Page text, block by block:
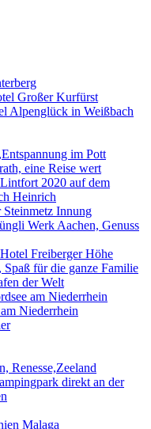
Großer Kurfürst
Alpenglück in Weißbach
im Pott
eine Reise wert
2020 auf dem
Heinrich
Innung
Werk Aachen, Genuss
Freiberger Höhe
für die ganze Familie
der Welt
am Niederrhein
Niederrhein
Renesse,Zeeland
direkt an der
Malaga